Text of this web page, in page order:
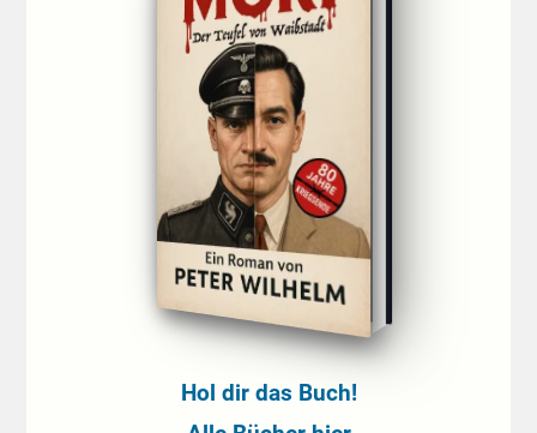
Hol dir das Buch!